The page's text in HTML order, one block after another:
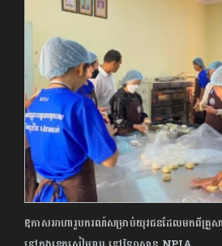
ឱ​កាស​អាហារូបករណ៍​សម្រាប់​យុវជន​ដែល​មក​ពី​គ្រួស